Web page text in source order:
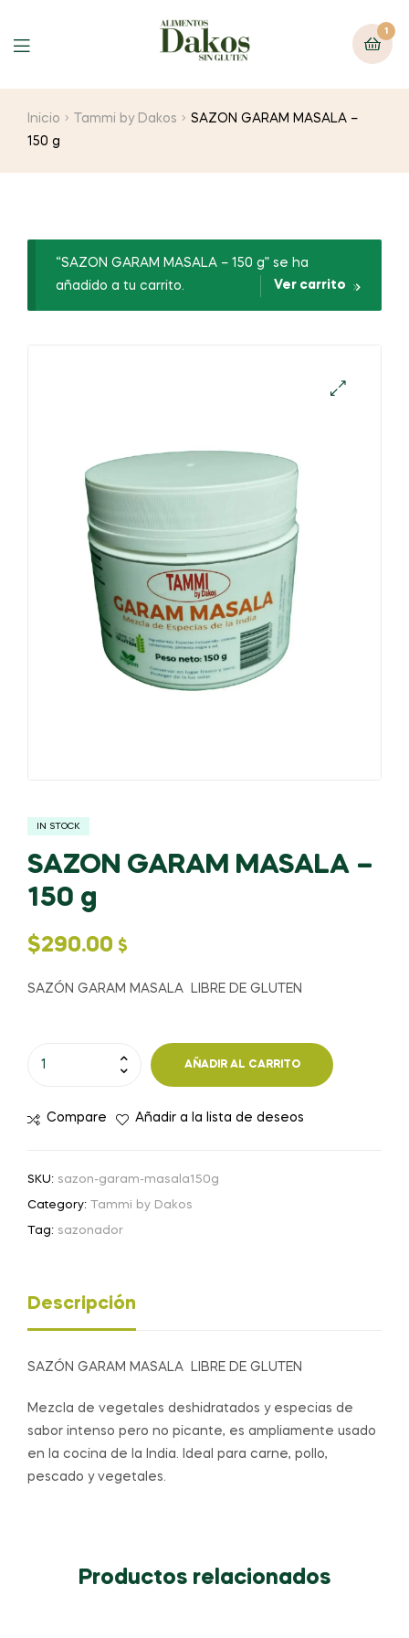
Menu
1
Inicio Tammi by Dakos
SAZON GARAM MASALA –
150 g
“SAZON GARAM MASALA – 150 g” se ha
añadido a tu carrito.
Ver carrito
IN STOCK
SAZON GARAM MASALA –
150 g
$290.00 $
SAZÓN GARAM MASALA LIBRE DE GLUTEN
-
AÑADIR AL CARRITO
Compare Añadir a la lista de deseos
SKU: sazon-garam-masala150g
Category: Tammi by Dakos
Tag: sazonador
Descripción
SAZÓN GARAM MASALA LIBRE DE GLUTEN
Mezcla de vegetales deshidratados y especias de
sabor intenso pero no picante, es ampliamente usado
en la cocina de la India. Ideal para carne, pollo,
pescado y vegetales.
Productos relacionados